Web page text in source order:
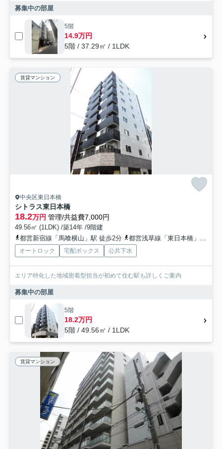
募集中の部屋
5階
14.9万円
5階 / 37.29㎡ / 1LDK
賃貸マンション
中央区東日本橋
シトラス東日本橋
18.2万円 管理/共益費7,000円
49.56㎡ (1LDK) /築14年 /9階建
都営新宿線「馬喰横山」駅 徒歩2分
都営浅草線「東日本橋」駅 徒歩3分
オートロック 宅配ボックス 公共下水
エリア特化した地域密着型担当が初めて住む駅も詳しくご案内
募集中の部屋
5階
18.2万円
5階 / 49.56㎡ / 1LDK
賃貸マンション